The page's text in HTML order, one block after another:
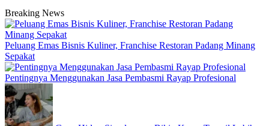
Breaking News
Peluang Emas Bisnis Kuliner, Franchise Restoran Padang Minang
Sepakat
Pentingnya Menggunakan Jasa Pembasmi Rayap Profesional